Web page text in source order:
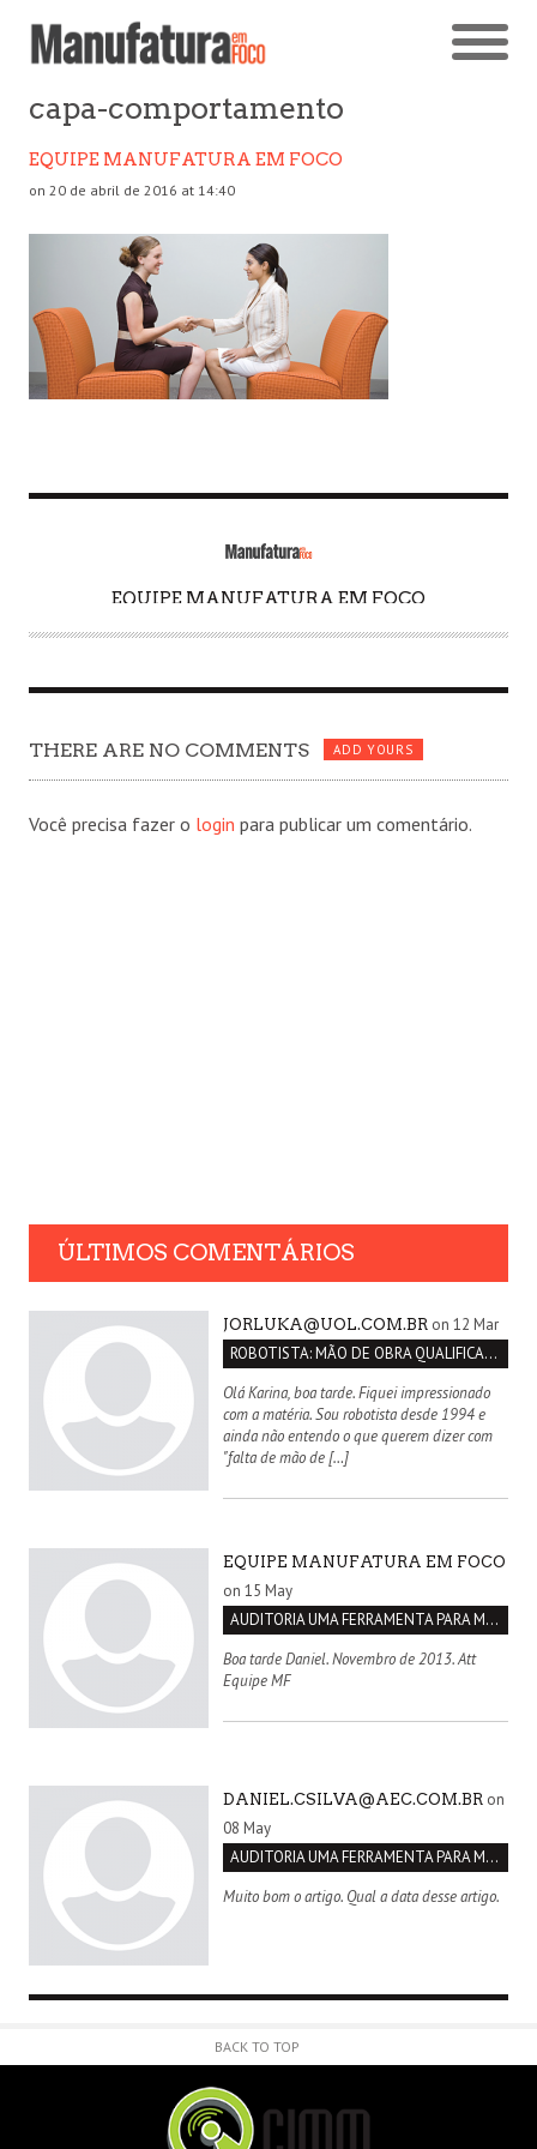
capa-comportamento
EQUIPE MANUFATURA EM FOCO
on 20 de abril de 2016 at 14:40
U
H
R
EQUIPE MANUFATURA EM FOCO
THERE ARE NO COMMENTS ADD YOURS
Você precisa fazer o login para publicar um comentário.
ÚLTIMOS COMENTÁRIOS
JORLUKA@UOL.COM.BR on 12 Mar
ROBOTISTA: MÃO DE OBRA QUALIFICADA INEXISTENTE NO BRASIL
Olá Karina, boa tarde. Fiquei impressionado
com a matéria. Sou robotista desde 1994 e
ainda não entendo o que querem dizer com
"falta de mão de […]
EQUIPE MANUFATURA EM FOCO
on 15 May
AUDITORIA UMA FERRAMENTA PARA MELHORIA CONTÍNUA
Boa tarde Daniel. Novembro de 2013. Att
Equipe MF
DANIEL.CSILVA@AEC.COM.BR on
08 May
AUDITORIA UMA FERRAMENTA PARA MELHORIA CONTÍNUA
Muito bom o artigo. Qual a data desse artigo.
BACK TO TOP